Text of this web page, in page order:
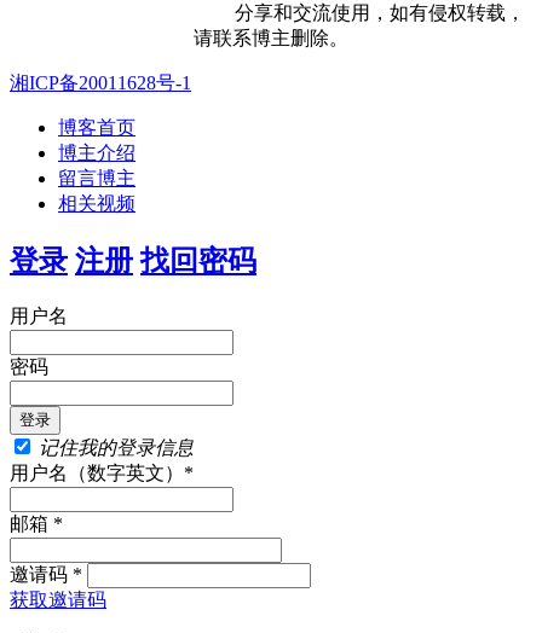
分享和交流使用，如有侵权转载，
请联系博主删除。
湘ICP备20011628号-1
博客首页
博主介绍
留言博主
相关视频
登录 注册 找回密码
用户名
密码
记住我的登录信息
用户名（数字英文）*
邮箱 *
邀请码 *
获取邀请码